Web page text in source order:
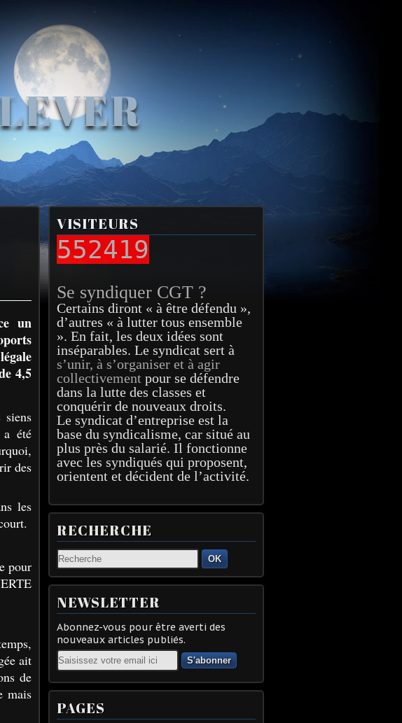
un
4,5
siens
a été
des
les
pour
ait
de
mais
VISITEURS
552419
Se syndiquer CGT ?
Certains diront « à être défendu »,
d’autres « à lutter tous ensemble
». En fait, les deux idées sont
inséparables. Le syndicat sert à
s’unir, à s’organiser et à agir
collectivement pour se défendre
dans la lutte des classes et
conquérir de nouveaux droits.
Le syndicat d’entreprise est la
base du syndicalisme, car situé au
plus près du salarié. Il fonctionne
avec les syndiqués qui proposent,
orientent et décident de l’activité.
RECHERCHE
OK
NEWSLETTER
Abonnez-vous pour être averti des
nouveaux articles publiés.
Email
PAGES